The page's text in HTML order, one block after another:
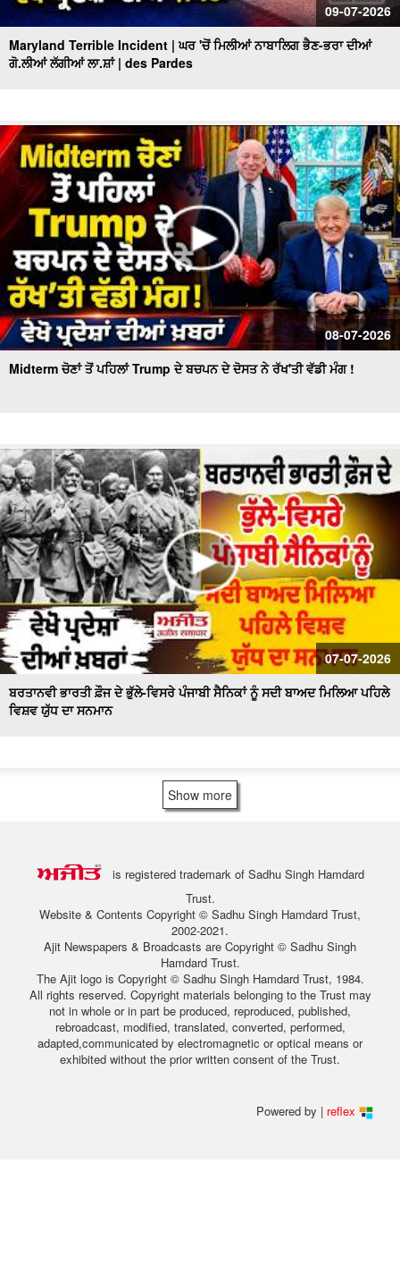
09-07-2026
Maryland Terrible Incident | ਘਰ 'ਚੋਂ ਮਿਲੀਆਂ ਨਾਬਾਲਿਗ ਭੈਣ-ਭਰਾ ਦੀਆਂ
ਗੋ.ਲੀਆਂ ਲੱਗੀਆਂ ਲਾ.ਸ਼ਾਂ | des Pardes
08-07-2026
Midterm ਚੋਣਾਂ ਤੋਂ ਪਹਿਲਾਂ Trump ਦੇ ਬਚਪਨ ਦੇ ਦੋਸਤ ਨੇ ਰੱਖ'ਤੀ ਵੱਡੀ ਮੰਗ !
07-07-2026
ਬਰਤਾਨਵੀ ਭਾਰਤੀ ਫ਼ੌਜ ਦੇ ਭੁੱਲੇ-ਵਿਸਰੇ ਪੰਜਾਬੀ ਸੈਨਿਕਾਂ ਨੂੰ ਸਦੀ ਬਾਅਦ ਮਿਲਿਆ ਪਹਿਲੇ
ਵਿਸ਼ਵ ਯੁੱਧ ਦਾ ਸਨਮਾਨ
Show more
is registered trademark of Sadhu Singh Hamdard
Trust.
Website & Contents Copyright © Sadhu Singh Hamdard Trust,
2002-2021.
Ajit Newspapers & Broadcasts are Copyright © Sadhu Singh
Hamdard Trust.
The Ajit logo is Copyright © Sadhu Singh Hamdard Trust, 1984.
All rights reserved. Copyright materials belonging to the Trust may
not in whole or in part be produced, reproduced, published,
rebroadcast, modified, translated, converted, performed,
adapted,communicated by electromagnetic or optical means or
exhibited without the prior written consent of the Trust.
Powered by | reflex